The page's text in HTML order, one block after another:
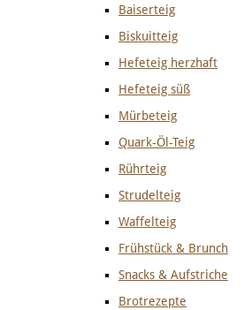
Baiserteig
Biskuitteig
Hefeteig herzhaft
Hefeteig süß
Mürbeteig
Quark-Öl-Teig
Rührteig
Strudelteig
Waffelteig
Frühstück & Brunch
Snacks & Aufstriche
Brotrezepte